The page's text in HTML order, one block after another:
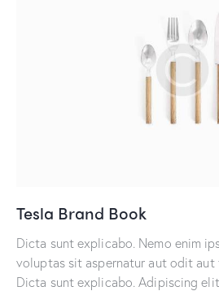
Tesla Brand Book
Dicta sunt explicabo. Nemo enim
voluptas sit aspernatur aut odit aut
Dicta sunt explicabo. Adipiscing